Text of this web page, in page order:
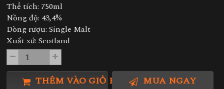
Thể tích: 750ml
Nồng độ: 43,4%
Dòng rượu: Single Malt
Xuất xứ: Scotland
THÊM VÀO GIỎ HÀNG MUA NGAY